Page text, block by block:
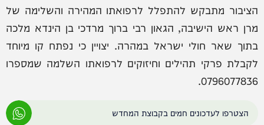
הציבור מתבקש להתפלל לרפואתו המהירה והשלימה של
מרן ראש הישיבה, הגאון רבי ברוך מרדכי בן הינדא מלכה
בתוך שאר חולי ישראל במהרה. יצויין כי נפתח קו מיוחד
לקבלת פרקי תהילים וחיזוקים לרפואתו השלמה שמספרו
0796077836.
הצטרפו לעדכונים חמים בקבוצת המחדש